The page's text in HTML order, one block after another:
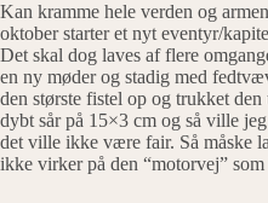
Kan kramme hele verden og
oktober starter et nyt eventyr/
Det skal dog laves af flere
en ny møder og stadig med
den største fistel op og trukket
dybt sår på 15×3 cm og så ville
det ville ikke være fair. Så måske
ikke virker på den “motorvej”